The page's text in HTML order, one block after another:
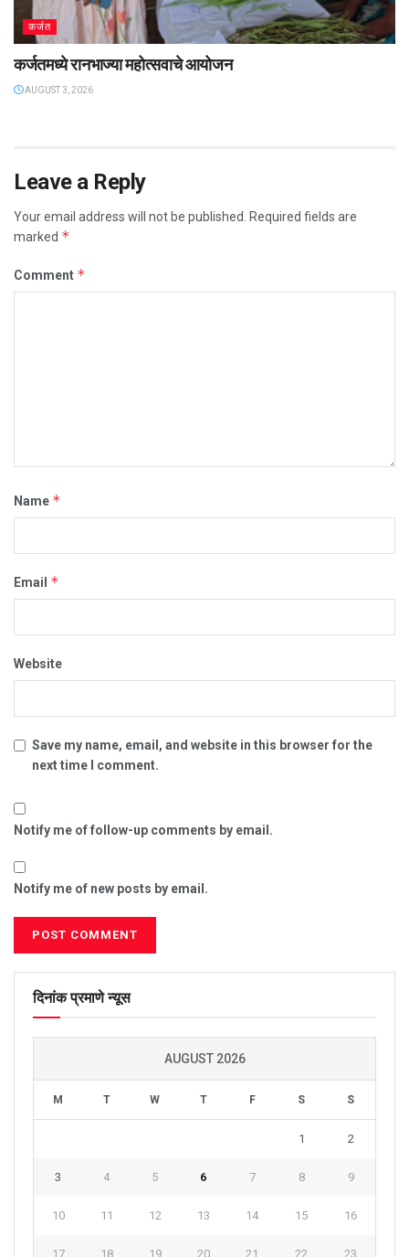
कर्जत
कर्जतमध्ये रानभाज्या महोत्सवाचे आयोजन
AUGUST 3, 2026
Leave a Reply
Your email address will not be published. Required fields are
marked *
Comment *
Name *
Email *
Website
Save my name, email, and website in this browser for the
next time I comment.
Notify me of follow-up comments by email.
Notify me of new posts by email.
दिनांक प्रमाणे न्यूस
AUGUST 2026
M T W T F S S
1 2
3 4 5 6 7 8 9
10 11 12 13 14 15 16
17 18 19 20 21 22 23